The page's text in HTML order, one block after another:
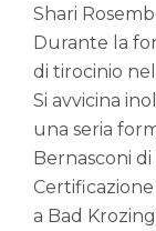
Shari
Durante la
di tirocinio
Si avvicina
una seria
Bernasconi
a Bad